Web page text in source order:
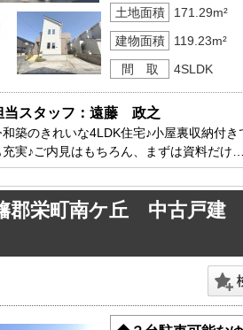
土地面積
171.29m²
建物面積
119.23m²
間 取
4SLDK
当スタッフ：遠藤　政之
和築のきれいな4LDK住宅♪小屋裏収納付
充実♪ご内見はもちろん、まずは資料だけ
郡栄町南ケ丘 中古戸建